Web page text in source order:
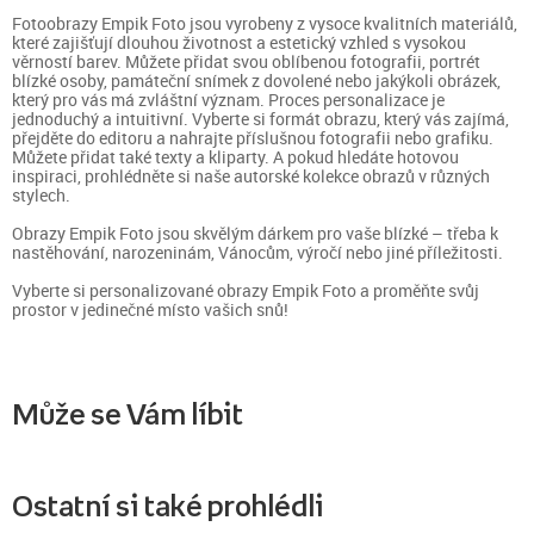
Fotoobrazy Empik Foto jsou vyrobeny z vysoce kvalitních materiálů,
které zajišťují dlouhou životnost a estetický vzhled s vysokou
věrností barev. Můžete přidat svou oblíbenou fotografii, portrét
blízké osoby, památeční snímek z dovolené nebo jakýkoli obrázek,
který pro vás má zvláštní význam. Proces personalizace je
jednoduchý a intuitivní. Vyberte si formát obrazu, který vás zajímá,
přejděte do editoru a nahrajte příslušnou fotografii nebo grafiku.
Můžete přidat také texty a kliparty. A pokud hledáte hotovou
inspiraci, prohlédněte si naše autorské kolekce obrazů v různých
stylech.
Obrazy Empik Foto jsou skvělým dárkem pro vaše blízké – třeba k
nastěhování, narozeninám, Vánocům, výročí nebo jiné příležitosti.
Vyberte si personalizované obrazy Empik Foto a proměňte svůj
prostor v jedinečné místo vašich snů!
Může se Vám líbit
Ostatní si také prohlédli